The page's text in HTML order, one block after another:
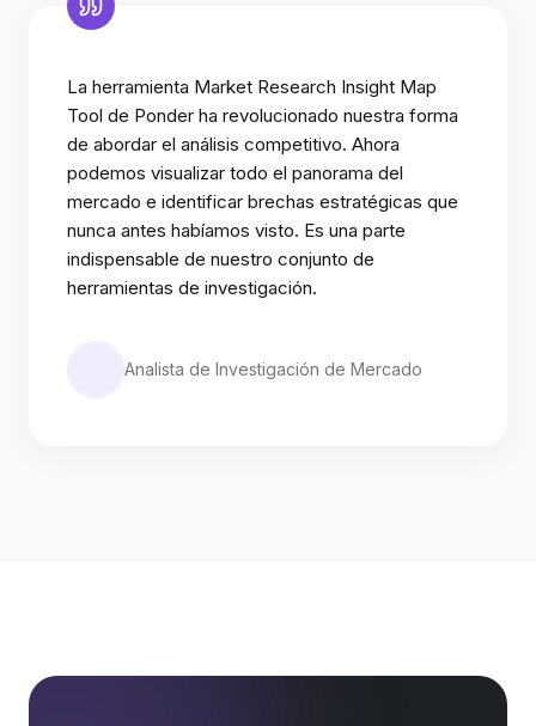
La herramienta Market Research Insight Map
Tool de Ponder ha revolucionado nuestra forma
de abordar el análisis competitivo. Ahora
podemos visualizar todo el panorama del
mercado e identificar brechas estratégicas que
nunca antes habíamos visto. Es una parte
indispensable de nuestro conjunto de
herramientas de investigación.
Analista de Investigación de Mercado